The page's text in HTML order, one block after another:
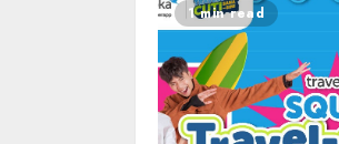
1 min read